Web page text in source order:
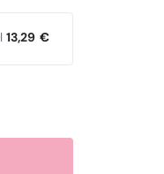
13,29 €